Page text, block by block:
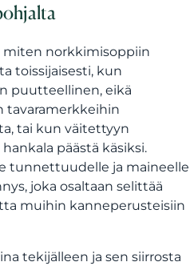
miten norkkimisoppiin
toissijaisesti, kun
puutteellinen, eikä
tavaramerkkeihin
tai kun väitettyyn
päästä käsiksi.
tunnettuudelle ja maineelle
joka osaltaan selittää
muihin kanneperusteisiin
tekijälleen ja sen siirrosta